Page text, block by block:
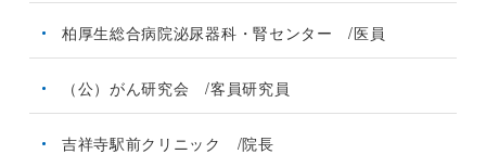
柏厚生総合病院泌尿器科・腎センター /医員
（公）がん研究会 /客員研究員
吉祥寺駅前クリニック /院長